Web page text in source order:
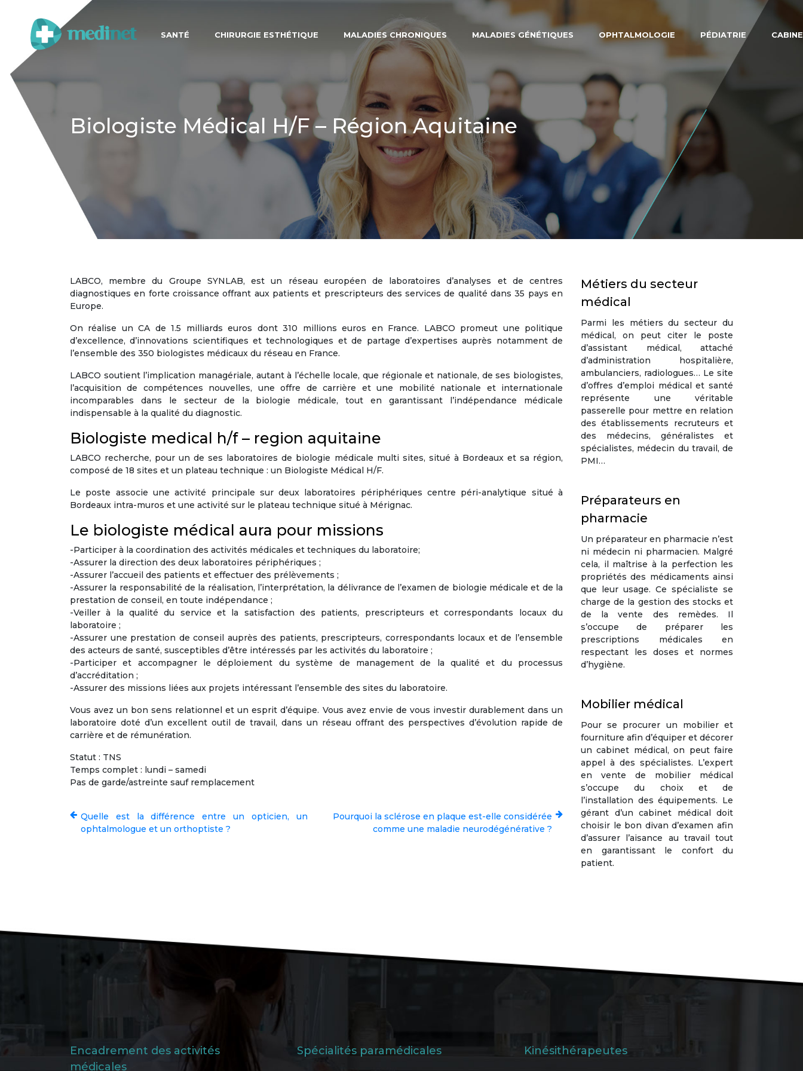
SANTÉ CHIRURGIE ESTHÉTIQUE MALADIES CHRONIQUES MALADIES GÉNÉTIQUES OPHTALMOLOGIE PÉDIATRIE
Biologiste Médical H/F – Région Aquitaine
LABCO, membre du Groupe SYNLAB, est un réseau européen de laboratoires d’analyses et de centres
diagnostiques en forte croissance offrant aux patients et prescripteurs des services de qualité dans 35 pays en
Europe.
On réalise un CA de 1.5 milliards euros dont 310 millions euros en France. LABCO promeut une politique
d’excellence, d’innovations scientifiques et technologiques et de partage d’expertises auprès notamment de
l’ensemble des 350 biologistes médicaux du réseau en France.
LABCO soutient l’implication managériale, autant à l’échelle locale, que régionale et nationale, de ses biologistes,
l’acquisition de compétences nouvelles, une offre de carrière et une mobilité nationale et internationale
incomparables dans le secteur de la biologie médicale, tout en garantissant l’indépendance médicale
indispensable à la qualité du diagnostic.
Biologiste medical h/f – region aquitaine
LABCO recherche, pour un de ses laboratoires de biologie médicale multi sites, situé à Bordeaux et sa région,
composé de 18 sites et un plateau technique : un Biologiste Médical H/F.
Le poste associe une activité principale sur deux laboratoires périphériques centre péri-analytique situé à
Bordeaux intra-muros et une activité sur le plateau technique situé à Mérignac.
Le biologiste médical aura pour missions
-Participer à la coordination des activités médicales et techniques du laboratoire;
-Assurer la direction des deux laboratoires périphériques ;
-Assurer l’accueil des patients et effectuer des prélèvements ;
-Assurer la responsabilité de la réalisation, l’interprétation, la délivrance de l’examen de biologie médicale et de la
prestation de conseil, en toute indépendance ;
-Veiller à la qualité du service et la satisfaction des patients, prescripteurs et correspondants locaux du
laboratoire ;
-Assurer une prestation de conseil auprès des patients, prescripteurs, correspondants locaux et de l’ensemble
des acteurs de santé, susceptibles d’être intéressés par les activités du laboratoire ;
-Participer et accompagner le déploiement du système de management de la qualité et du processus
d’accréditation ;
-Assurer des missions liées aux projets intéressant l’ensemble des sites du laboratoire.
Vous avez un bon sens relationnel et un esprit d’équipe. Vous avez envie de vous investir durablement dans un
laboratoire doté d’un excellent outil de travail, dans un réseau offrant des perspectives d’évolution rapide de
carrière et de rémunération.
Statut : TNS
Temps complet : lundi – samedi
Pas de garde/astreinte sauf remplacement
Quelle est la différence entre un opticien, un
ophtalmologue et un orthoptiste ?
Pourquoi la sclérose en plaque est-elle considérée
comme une maladie neurodégénérative ?
Métiers du secteur
médical
Parmi les métiers du secteur du
médical, on peut citer le poste
d’assistant médical, attaché
d’administration hospitalière,
ambulanciers, radiologues… Le site
d’offres d’emploi médical et santé
représente une véritable
passerelle pour mettre en relation
des établissements recruteurs et
des médecins, généralistes et
spécialistes, médecin du travail, de
PMI…
Préparateurs en
pharmacie
Un préparateur en pharmacie n’est
ni médecin ni pharmacien. Malgré
cela, il maîtrise à la perfection les
propriétés des médicaments ainsi
que leur usage. Ce spécialiste se
charge de la gestion des stocks et
de la vente des remèdes. Il
s’occupe de préparer les
prescriptions médicales en
respectant les doses et normes
d’hygiène.
Mobilier médical
Pour se procurer un mobilier et
fourniture afin d’équiper et décorer
un cabinet médical, on peut faire
appel à des spécialistes. L’expert
en vente de mobilier médical
s’occupe du choix et de
l’installation des équipements. Le
gérant d’un cabinet médical doit
choisir le bon divan d’examen afin
d’assurer l’aisance au travail tout
en garantissant le confort du
patient.
Encadrement des activités
médicales
Spécialités paramédicales Kinésithérapeutes